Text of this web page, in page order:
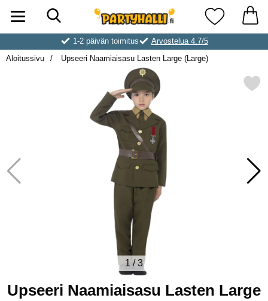
Ostoskori laajennettu Partyhallen AB
Suosikkini
1-2 päivän toimitus
Arvostelua 4.7/5
Aloitussivu
Upseeri Naamiaisasu Lasten Large (Large)
Merkitse upseeri Naamiaisasu
1 /3
Upseeri Naamiaisasu Lasten Large